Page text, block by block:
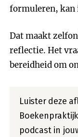
formuleren, kan
Dat maakt
reflectie. Het
bereidheid om
Luister deze
podcast in